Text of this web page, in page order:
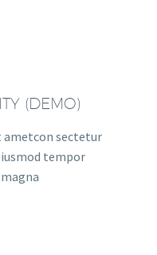
(DEMO)
ametcon sectetur
tempor